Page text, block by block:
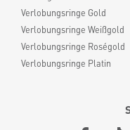
Verlobungsringe Gold
Verlobungsringe Weißgold
Verlobungsringe Roségold
Verlobungsringe Platin